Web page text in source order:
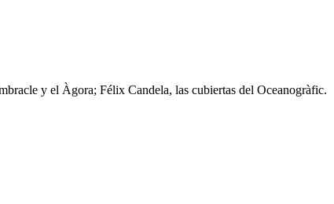
y el Àgora; Félix Candela, las cubiertas del Oceanogràfic.